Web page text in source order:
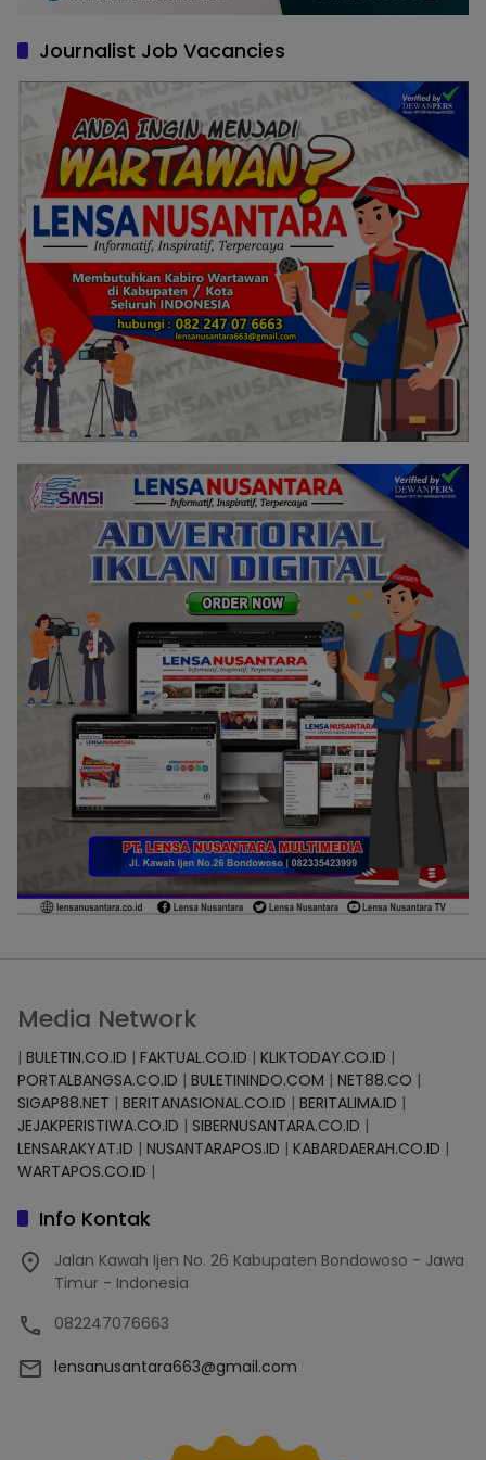
Journalist Job Vacancies
Media Network
| BULETIN.CO.ID | FAKTUAL.CO.ID | KLIKTODAY.CO.ID |
PORTALBANGSA.CO.ID | BULETININDO.COM | NET88.CO |
SIGAP88.NET | BERITANASIONAL.CO.ID | BERITALIMA.ID |
JEJAKPERISTIWA.CO.ID | SIBERNUSANTARA.CO.ID |
LENSARAKYAT.ID | NUSANTARAPOS.ID | KABARDAERAH.CO.ID |
WARTAPOS.CO.ID |
Info Kontak
Jalan Kawah Ijen No. 26 Kabupaten Bondowoso - Jawa
Timur - Indonesia
082247076663
lensanusantara663@gmail.com